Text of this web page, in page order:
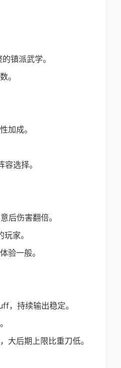
镇派武学。
。
加成。
选择。
伤害翻倍。
家。
一般。
持续输出稳定。
后期上限比重刀低。